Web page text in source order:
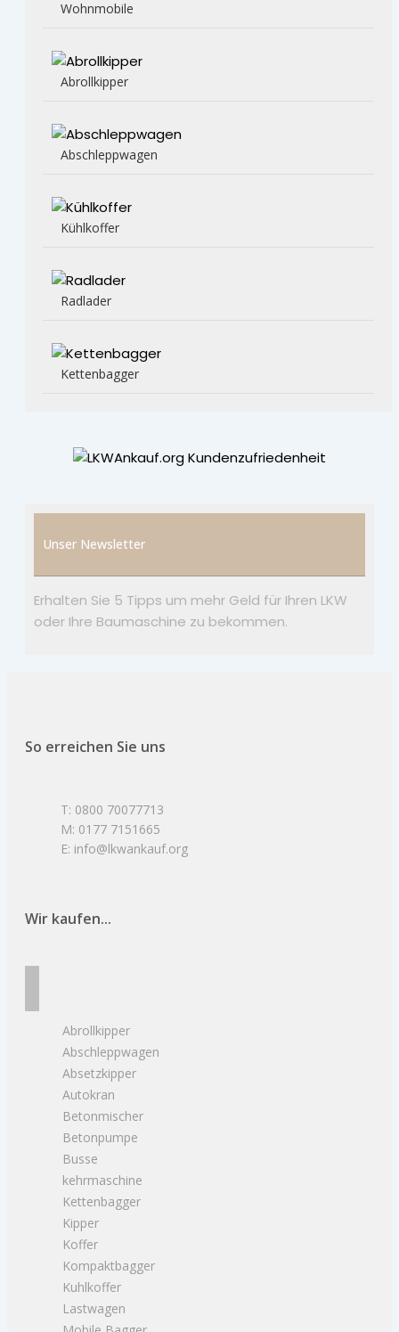
Wohnmobile
Abrollkipper
Abschleppwagen
Kühlkoffer
Radlader
Kettenbagger
Unser Newsletter
Erhalten Sie 5 Tipps um mehr Geld für Ihren LKW
oder Ihre Baumaschine zu bekommen.
So erreichen Sie uns
T: 0800 70077713
M: 0177 7151665
E: info@lkwankauf.org
Wir kaufen...
Abrollkipper
Abschleppwagen
Absetzkipper
Autokran
Betonmischer
Betonpumpe
Busse
kehrmaschine
Kettenbagger
Kipper
Koffer
Kompaktbagger
Kuhlkoffer
Lastwagen